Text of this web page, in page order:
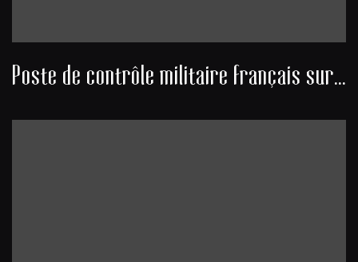
Poste de contrôle militaire français sur une route désertique